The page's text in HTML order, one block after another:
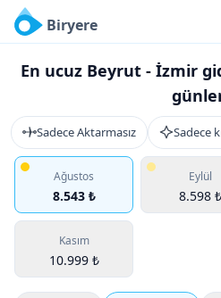
Biryere
En ucuz Beyrut - İzmir
Sadece Aktarmasız Sadece
Ağustos
8.543 ₺
Eylül
8.598 ₺
Kasım
10.999 ₺